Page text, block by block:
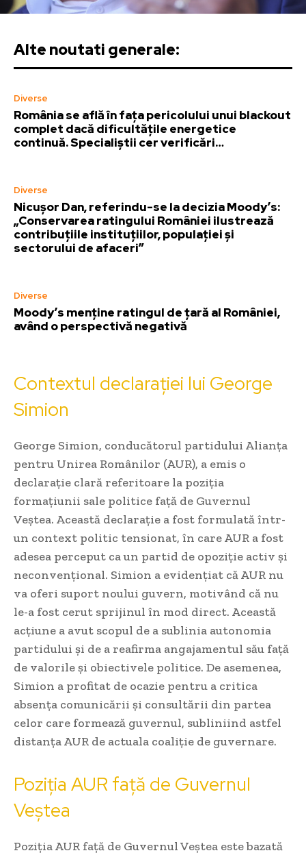
Alte noutati generale:
Diverse
România se află în fața pericolului unui blackout
complet dacă dificultățile energetice
continuă. Specialiștii cer verificări…
Diverse
Nicușor Dan, referindu-se la decizia Moody’s:
„Conservarea ratingului României ilustrează
contribuțiile instituțiilor, populației și
sectorului de afaceri”
Diverse
Moody’s menține ratingul de țară al României,
având o perspectivă negativă
Contextul declarației lui George
Simion
George Simion, conducătorul partidului Alianța
pentru Unirea Românilor (AUR), a emis o
declarație clară referitoare la poziția
formațiunii sale politice față de Guvernul
Veștea. Această declarație a fost formulată într-
un context politic tensionat, în care AUR a fost
adesea perceput ca un partid de opoziție activ și
neconvențional. Simion a evidențiat că AUR nu
va oferi suport noului guvern, motivând că nu
le-a fost cerut sprijinul în mod direct. Această
acțiune a avut scopul de a sublinia autonomia
partidului și de a reafirma angajamentul său față
de valorile și obiectivele politice. De asemenea,
Simion a profitat de ocazie pentru a critica
absența comunicării și consultării din partea
celor care formează guvernul, subliniind astfel
distanța AUR de actuala coaliție de guvernare.
Poziția AUR față de Guvernul
Veștea
Poziția AUR față de Guvernul Veștea este bazată